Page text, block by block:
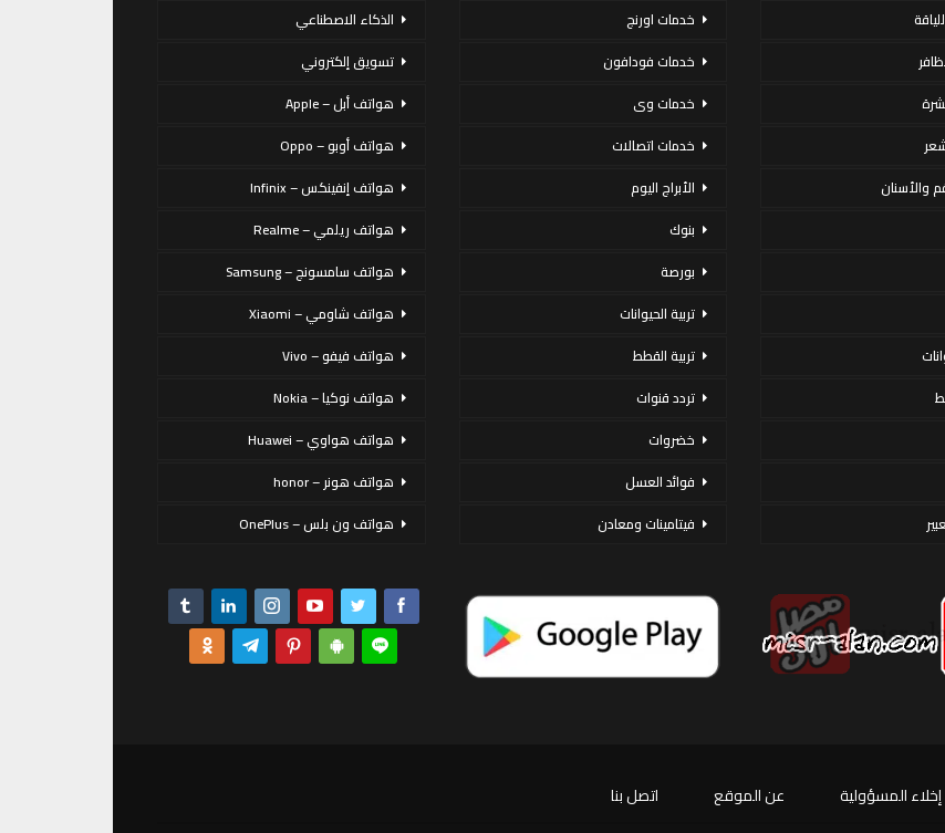
والأسنان
خدمات اورنج
خدمات فودافون
خدمات وى
خدمات اتصالات
الأبراج اليوم
بنوك
بورصة
تربية الحيوانات
تربية القطط
تردد قنوات
خضروات
فوائد العسل
فيتامينات ومعادن
الذكاء الاصطناعي
تسويق إلكتروني
هواتف أبل – Apple
هواتف أوبو – Oppo
هواتف إنفينكس – Infinix
هواتف ريلمي – Realme
هواتف سامسونج – Samsung
هواتف شاومي – Xiaomi
هواتف فيفو – Vivo
هواتف نوكيا – Nokia
هواتف هواوي – Huawei
هواتف هونر – honor
هواتف ون بلس – OnePlus
إخلاء المسؤولية عن الموقع اتصل بنا